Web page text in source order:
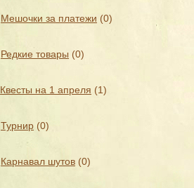
Мешочки за платежи (0)
Редкие товары (0)
Квесты на 1 апреля (1)
Турнир (0)
Карнавал шутов (0)